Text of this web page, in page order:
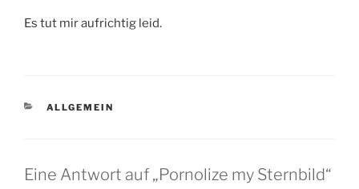
Es tut mir aufrichtig leid.
KATEGORIEN
ALLGEMEIN
Eine Antwort auf „Pornolize my Sternbild“